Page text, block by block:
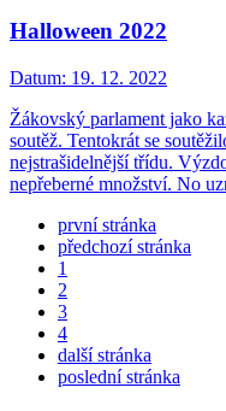
Halloween 2022
Datum: 19. 12. 2022
Žákovský parlament jako
soutěž. Tentokrát se
nejstrašidelnější třídu.
nepřeberné množství. No
první stránka
předchozí stránka
1
2
3
4
další stránka
poslední stránka